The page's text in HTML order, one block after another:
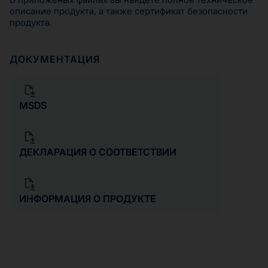
описание продукта, а также сертификат безопасности
продукта.
ДОКУМЕНТАЦИЯ
MSDS
ДЕКЛАРАЦИЯ О СООТВЕТСТВИИ
ИНФОРМАЦИЯ О ПРОДУКТЕ